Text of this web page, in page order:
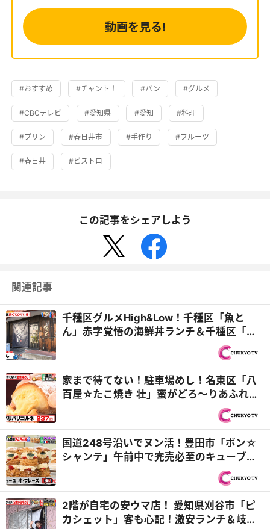
動画を見る!
#おすすめ #チャント！ #パン #グルメ
#CBCテレビ #愛知県 #愛知 #料理
#プリン #春日井市 #手作り #フルーツ
#春日井 #ビストロ
この記事をシェアしよう
関連記事
千種区グルメHigh&Low！千種区「魚と
ん」赤字覚悟の海鮮丼ランチ＆千種区「中
家まで待てない！駐車場めし！名東区「八
百屋☆たこ焼き 壮」蜜がどろ～りあふれる
国道248号沿いでヌン活！豊田市「ボン☆
シャンテ」午前中で完売必至のキューブパ
2階が自宅の安ウマ店！ 愛知県刈谷市「ピ
カシェット」客も心配！激安ランチ＆岐阜